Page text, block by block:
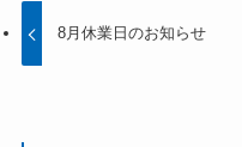
8月休業日のお知らせ